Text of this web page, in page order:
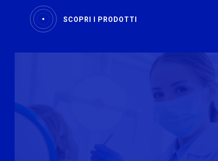
SCOPRI I PRODOTTI